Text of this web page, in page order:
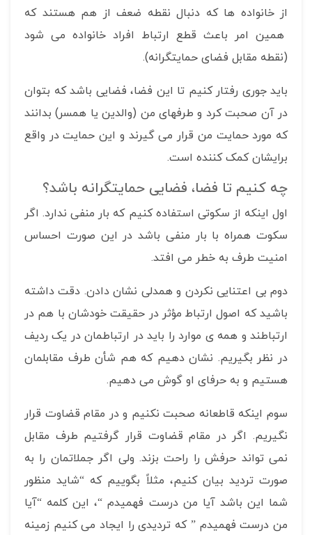
از خانواده ها که دنبال نقطه ضعف از هم هستند که
همین امر باعث قطع ارتباط افراد خانواده می شود
(نقطه مقابل فضای حمایتگرانه).
باید جوری رفتار کنیم تا این فضا، فضایی باشد که بتوان
در آن صحبت کرد و طرفهای من (والدین یا همسر) بدانند
که مورد حمایت من قرار می گیرند و این حمایت در واقع
برایشان کمک کننده است.
چه کنیم تا فضا، فضایی حمایتگرانه باشد؟
اول اینکه از سکوتی استفاده کنیم که بار منفی ندارد. اگر
سکوت همراه با بار منفی باشد در این صورت احساس
امنیت طرف به خطر می افتد.
دوم بی اعتنایی نکردن و همدلی نشان دادن. دقت داشته
باشید که اصول ارتباط مؤثر در حقیقت خودشان با هم در
ارتباطند و همه ی موارد را باید در ارتباطمان در یک ردیف
در نظر بگیریم. نشان دهیم که هم شأن طرف مقابلمان
هستیم و به حرفای او گوش می دهیم.
سوم اینکه قاطعانه صحبت نکنیم و در مقام قضاوت قرار
نگیریم. اگر در مقام قضاوت قرار گرفتیم طرف مقابل
نمی تواند حرفش را راحت بزند. ولی اگر جملاتمان را به
صورت تردید بیان کنیم، مثلاً بگوییم که “شاید منظور
شما این باشد آیا من درست فهمیدم “، این کلمه “آیا
من درست فهمیدم ” که تردیدی را ایجاد می کنیم زمینه